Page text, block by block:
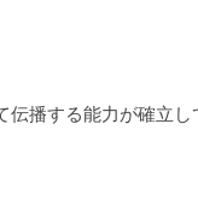
播する能力が確立